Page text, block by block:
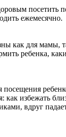
посетить
ежемесячно.
как для мамы,
ребенка,
посещения
избежать
вдруг